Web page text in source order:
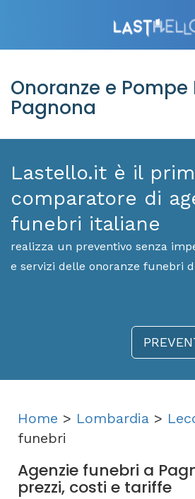
Onoranze e Pompe
Pagnona
Lastello.it è il
comparatore di
funebri italiane
realizza un preventivo senza
e servizi delle onoranze funebri
Home > Lombardia >
funebri
Agenzie funebri a
prezzi, costi e tariffe